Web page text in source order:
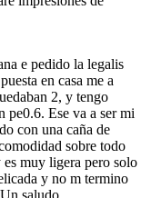
e pedido la legalis
en casa me a
2, y tengo
pe0.6. Ese va a ser mi
con una caña de
sobre todo
muy ligera pero solo
y no m termino
saludo